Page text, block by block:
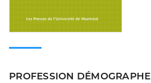
PROFESSION DÉMOGRAPHE